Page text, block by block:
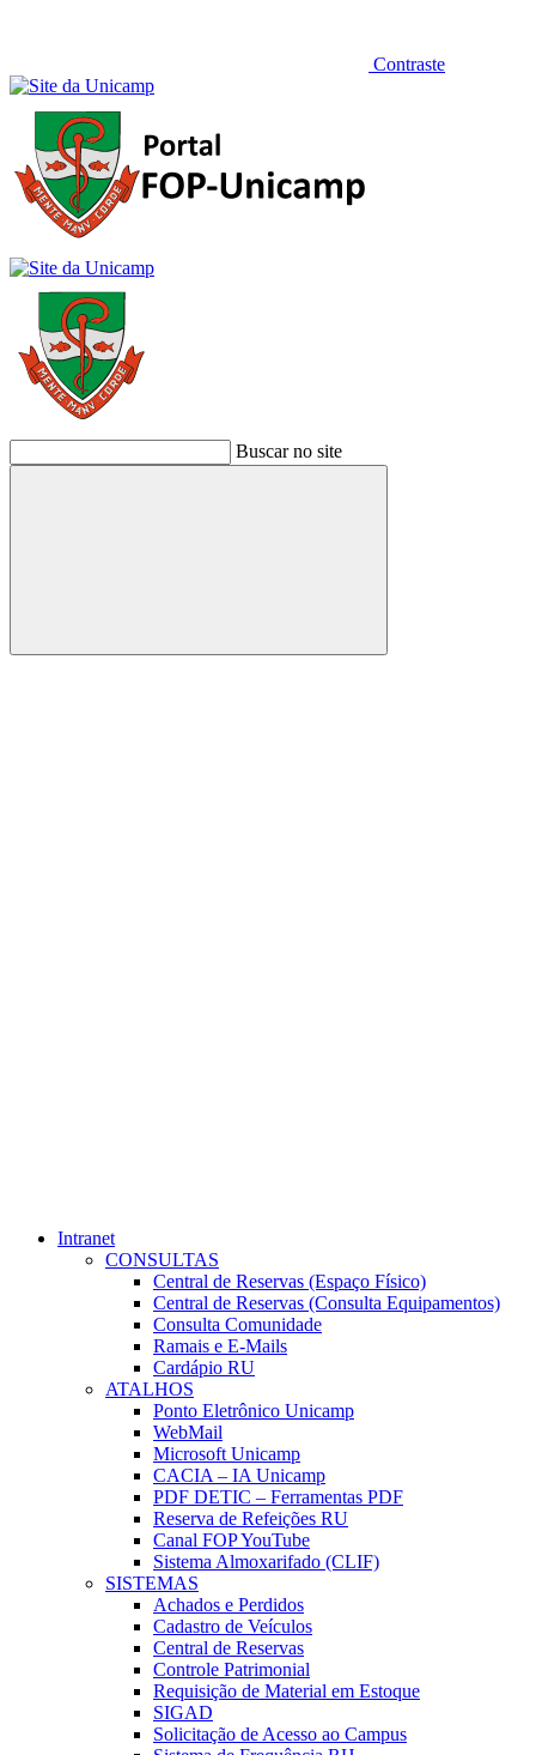
Contraste
Buscar no site
Buscar
Intranet
CONSULTAS
Central de Reservas (Espaço Físico)
Central de Reservas (Consulta Equipamentos)
Consulta Comunidade
Ramais e E-Mails
Cardápio RU
ATALHOS
Ponto Eletrônico Unicamp
WebMail
Microsoft Unicamp
CACIA – IA Unicamp
PDF DETIC – Ferramentas PDF
Reserva de Refeições RU
Canal FOP YouTube
Sistema Almoxarifado (CLIF)
SISTEMAS
Achados e Perdidos
Cadastro de Veículos
Central de Reservas
Controle Patrimonial
Requisição de Material em Estoque
SIGAD
Solicitação de Acesso ao Campus